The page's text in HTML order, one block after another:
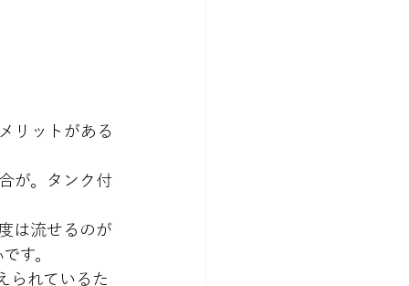
リットがある
が。タンク付
は流せるのが
す。
られているた